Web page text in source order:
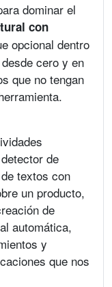
dominar el
con
opcional dentro
cero y en
que no tengan
de
textos con
un producto,
de
automática,
y
que nos